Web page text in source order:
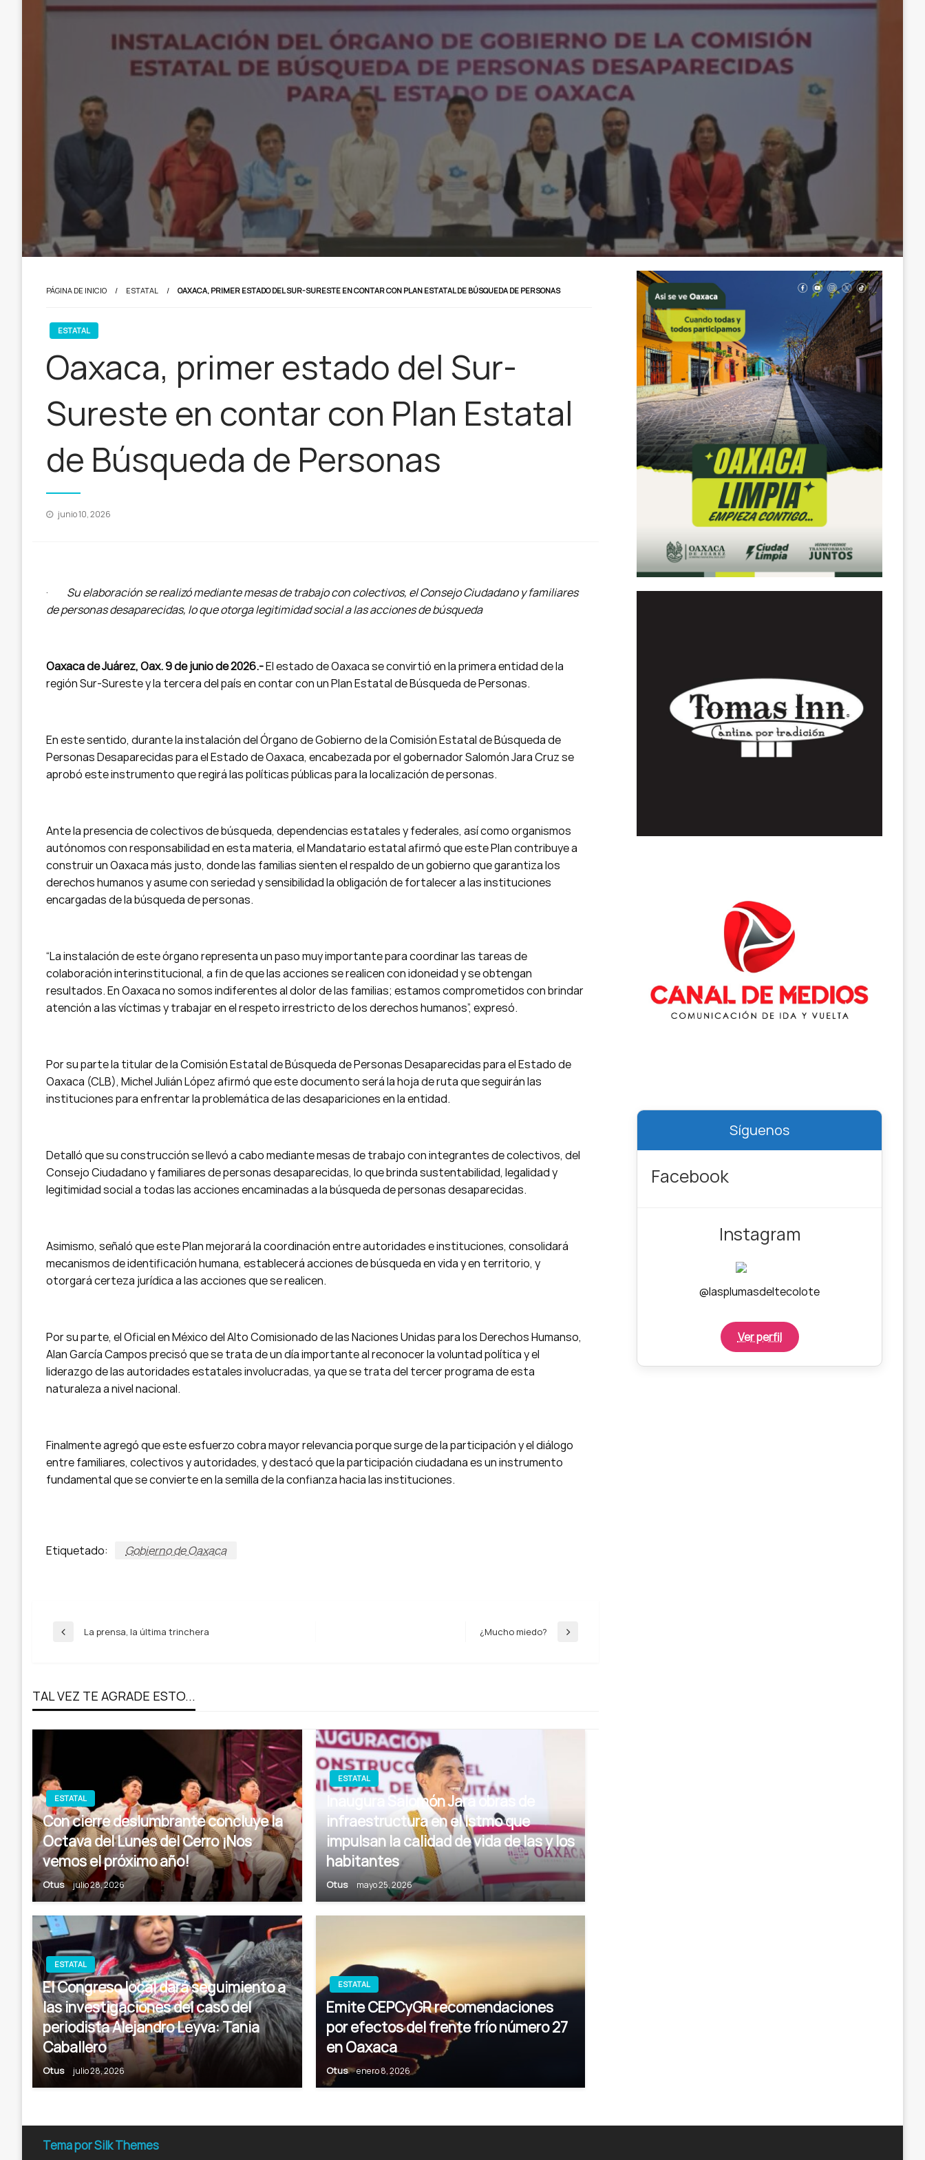
PÁGINA DE INICIO ESTATAL OAXACA, PRIMER ESTADO DEL SUR-SURESTE EN CONTAR CON PLAN ESTATAL DE BÚSQUEDA DE PERSONAS
ESTATAL
Oaxaca, primer estado del Sur-
Sureste en contar con Plan Estatal
de Búsqueda de Personas
Publicado
junio 10, 2026
· Su elaboración se realizó mediante mesas de trabajo con colectivos, el Consejo Ciudadano y familiares
de personas desaparecidas, lo que otorga legitimidad social a las acciones de búsqueda
Oaxaca de Juárez, Oax. 9 de junio de 2026.-El estado de Oaxaca se convirtió en la primera entidad de la
región Sur-Sureste y la tercera del país en contar con un Plan Estatal de Búsqueda de Personas.
En este sentido, durante la instalación del Órgano de Gobierno de la Comisión Estatal de Búsqueda de
Personas Desaparecidas para el Estado de Oaxaca, encabezada por el gobernador Salomón Jara Cruz se
aprobó este instrumento que regirá las políticas públicas para la localización de personas.
Ante la presencia de colectivos de búsqueda, dependencias estatales y federales, así como organismos
autónomos con responsabilidad en esta materia, el Mandatario estatal afirmó que este Plan contribuye a
construir un Oaxaca más justo, donde las familias sienten el respaldo de un gobierno que garantiza los
derechos humanos y asume con seriedad y sensibilidad la obligación de fortalecer a las instituciones
encargadas de la búsqueda de personas.
“La instalación de este órgano representa un paso muy importante para coordinar las tareas de
colaboración interinstitucional, a fin de que las acciones se realicen con idoneidad y se obtengan
resultados. En Oaxaca no somos indiferentes al dolor de las familias; estamos comprometidos con brindar
atención a las víctimas y trabajar en el respeto irrestricto de los derechos humanos”, expresó.
Por su parte la titular de la Comisión Estatal de Búsqueda de Personas Desaparecidas para el Estado de
Oaxaca (CLB), Michel Julián López afirmó que este documento será la hoja de ruta que seguirán las
instituciones para enfrentar la problemática de las desapariciones en la entidad.
Detalló que su construcción se llevó a cabo mediante mesas de trabajo con integrantes de colectivos, del
Consejo Ciudadano y familiares de personas desaparecidas, lo que brinda sustentabilidad, legalidad y
legitimidad social a todas las acciones encaminadas a la búsqueda de personas desaparecidas.
Asimismo, señaló que este Plan mejorará la coordinación entre autoridades e instituciones, consolidará
mecanismos de identificación humana, establecerá acciones de búsqueda en vida y en territorio, y
otorgará certeza jurídica a las acciones que se realicen.
Por su parte, el Oficial en México del Alto Comisionado de las Naciones Unidas para los Derechos Humanso,
Alan García Campos precisó que se trata de un día importante al reconocer la voluntad política y el
liderazgo de las autoridades estatales involucradas, ya que se trata del tercer programa de esta
naturaleza a nivel nacional.
Finalmente agregó que este esfuerzo cobra mayor relevancia porque surge de la participación y el diálogo
entre familiares, colectivos y autoridades, y destacó que la participación ciudadana es un instrumento
fundamental que se convierte en la semilla de la confianza hacia las instituciones.
Etiquetado: Gobierno de Oaxaca
Navegación
entradas
EntradaLa prensa, la última trinchera
Entrada
¿Mucho miedo?
TAL VEZ TE AGRADE ESTO...
ESTATAL
Con cierre deslumbrante concluye la
Octava del Lunes del Cerro ¡Nos
vemos el próximo año!
Otus julio 28, 2026
ESTATAL
Inaugura Salomón Jara obras de
infraestructura en el Istmo que
impulsan la calidad de vida de las y los
habitantes
Otus mayo 25, 2026
ESTATAL
El Congreso local dará seguimiento a
las investigaciones del caso del
periodista Alejandro Leyva: Tania
Caballero
Otus julio 28, 2026
ESTATAL
Emite CEPCyGR recomendaciones
por efectos del frente frío número 27
en Oaxaca
Otus enero 8, 2026
Síguenos
Facebook
Instagram
@lasplumasdeltecolote
Ver perfil
Tema por Silk Themes